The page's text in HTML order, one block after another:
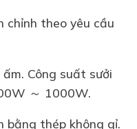
chỉnh theo yêu cầu
Công suất sưởi
～ 1000W.
bằng thép không gỉ.